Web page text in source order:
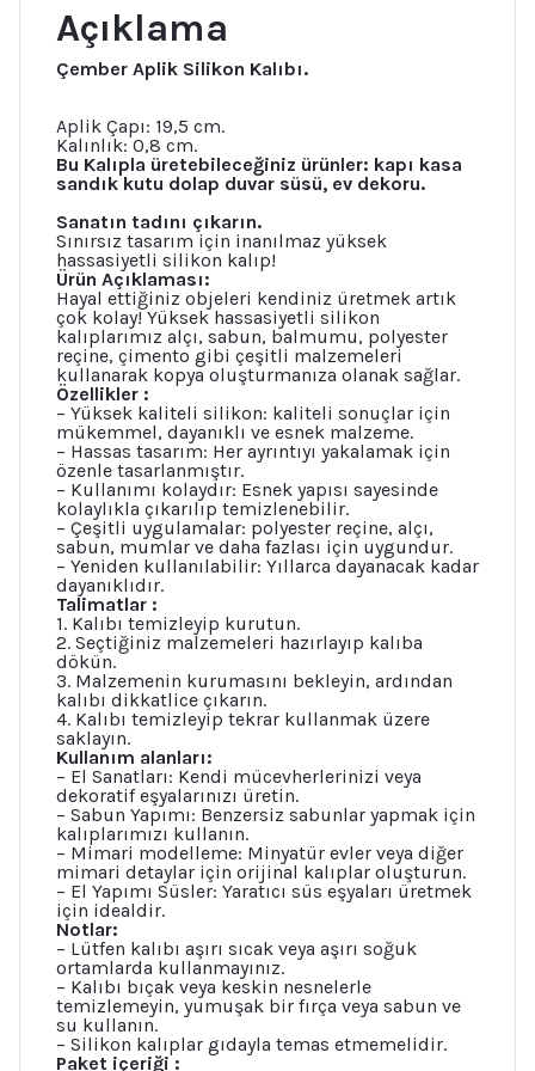
Açıklama
Çember Aplik Silikon Kalıbı.
Aplik Çapı: 19,5 cm.
Kalınlık: 0,8 cm.
Bu Kalıpla üretebileceğiniz ürünler: kapı kasa
sandık kutu dolap duvar süsü, ev dekoru.
Sanatın tadını çıkarın.
Sınırsız tasarım için inanılmaz yüksek
hassasiyetli silikon kalıp!
Ürün Açıklaması:
Hayal ettiğiniz objeleri kendiniz üretmek artık
çok kolay! Yüksek hassasiyetli silikon
kalıplarımız alçı, sabun, balmumu, polyester
reçine, çimento gibi çeşitli malzemeleri
kullanarak kopya oluşturmanıza olanak sağlar.
Özellikler :
– Yüksek kaliteli silikon: kaliteli sonuçlar için
mükemmel, dayanıklı ve esnek malzeme.
– Hassas tasarım: Her ayrıntıyı yakalamak için
özenle tasarlanmıştır.
– Kullanımı kolaydır: Esnek yapısı sayesinde
kolaylıkla çıkarılıp temizlenebilir.
– Çeşitli uygulamalar: polyester reçine, alçı,
sabun, mumlar ve daha fazlası için uygundur.
– Yeniden kullanılabilir: Yıllarca dayanacak kadar
dayanıklıdır.
Talimatlar :
1. Kalıbı temizleyip kurutun.
2. Seçtiğiniz malzemeleri hazırlayıp kalıba
dökün.
3. Malzemenin kurumasını bekleyin, ardından
kalıbı dikkatlice çıkarın.
4. Kalıbı temizleyip tekrar kullanmak üzere
saklayın.
Kullanım alanları:
– El Sanatları: Kendi mücevherlerinizi veya
dekoratif eşyalarınızı üretin.
– Sabun Yapımı: Benzersiz sabunlar yapmak için
kalıplarımızı kullanın.
– Mimari modelleme: Minyatür evler veya diğer
mimari detaylar için orijinal kalıplar oluşturun.
– El Yapımı Süsler: Yaratıcı süs eşyaları üretmek
için idealdir.
Notlar:
– Lütfen kalıbı aşırı sıcak veya aşırı soğuk
ortamlarda kullanmayınız.
– Kalıbı bıçak veya keskin nesnelerle
temizlemeyin, yumuşak bir fırça veya sabun ve
su kullanın.
– Silikon kalıplar gıdayla temas etmemelidir.
Paket içeriği :